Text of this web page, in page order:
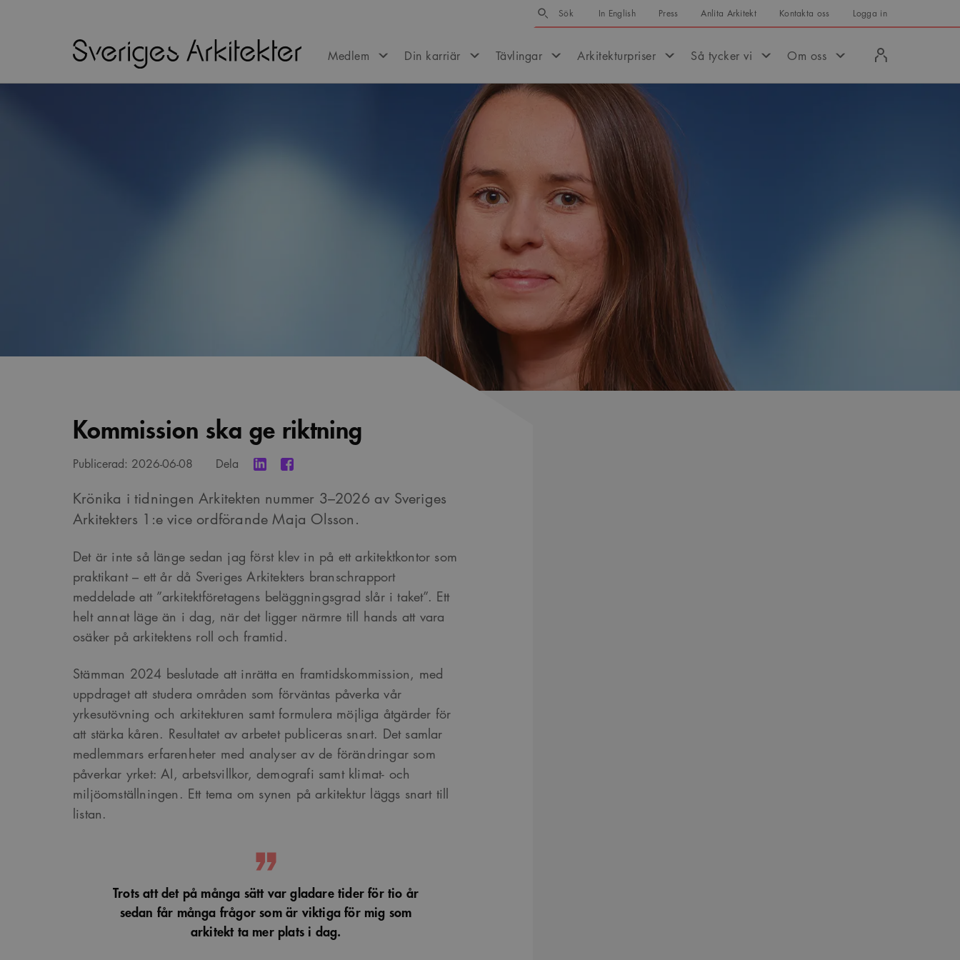
Sök
Sök In English Press Anlita Arkitekt Kontakta oss Logga in
Medlem Din karriär Tävlingar Arkitekturpriser Så tycker vi Om oss
in
Kommission ska ge riktning
Publicerad: 2026-06-08 Dela
Krönika i tidningen Arkitekten nummer 3–2026 av Sveriges
Arkitekters 1:e vice ordförande Maja Olsson.
Det är inte så länge sedan jag först klev in på ett arkitektkontor som
praktikant – ett år då Sveriges Arkitekters branschrapport
meddelade att ”arkitektföretagens beläggningsgrad slår i taket”. Ett
helt annat läge än i dag, när det ligger närmre till hands att vara
osäker på arkitektens roll och framtid.
Stämman 2024 beslutade att inrätta en framtidskommission, med
uppdraget att studera områden som förväntas påverka vår
yrkesutövning och arkitekturen samt formulera möjliga åtgärder för
att stärka kåren. Resultatet av arbetet publiceras snart. Det samlar
medlemmars erfarenheter med analyser av de förändringar som
påverkar yrket: AI, arbetsvillkor, demografi samt klimat- och
miljöomställningen. Ett tema om synen på arkitektur läggs snart till
listan.
Trots att det på många sätt var gladare tider för tio år
sedan får många frågor som är viktiga för mig som
arkitekt ta mer plats i dag.